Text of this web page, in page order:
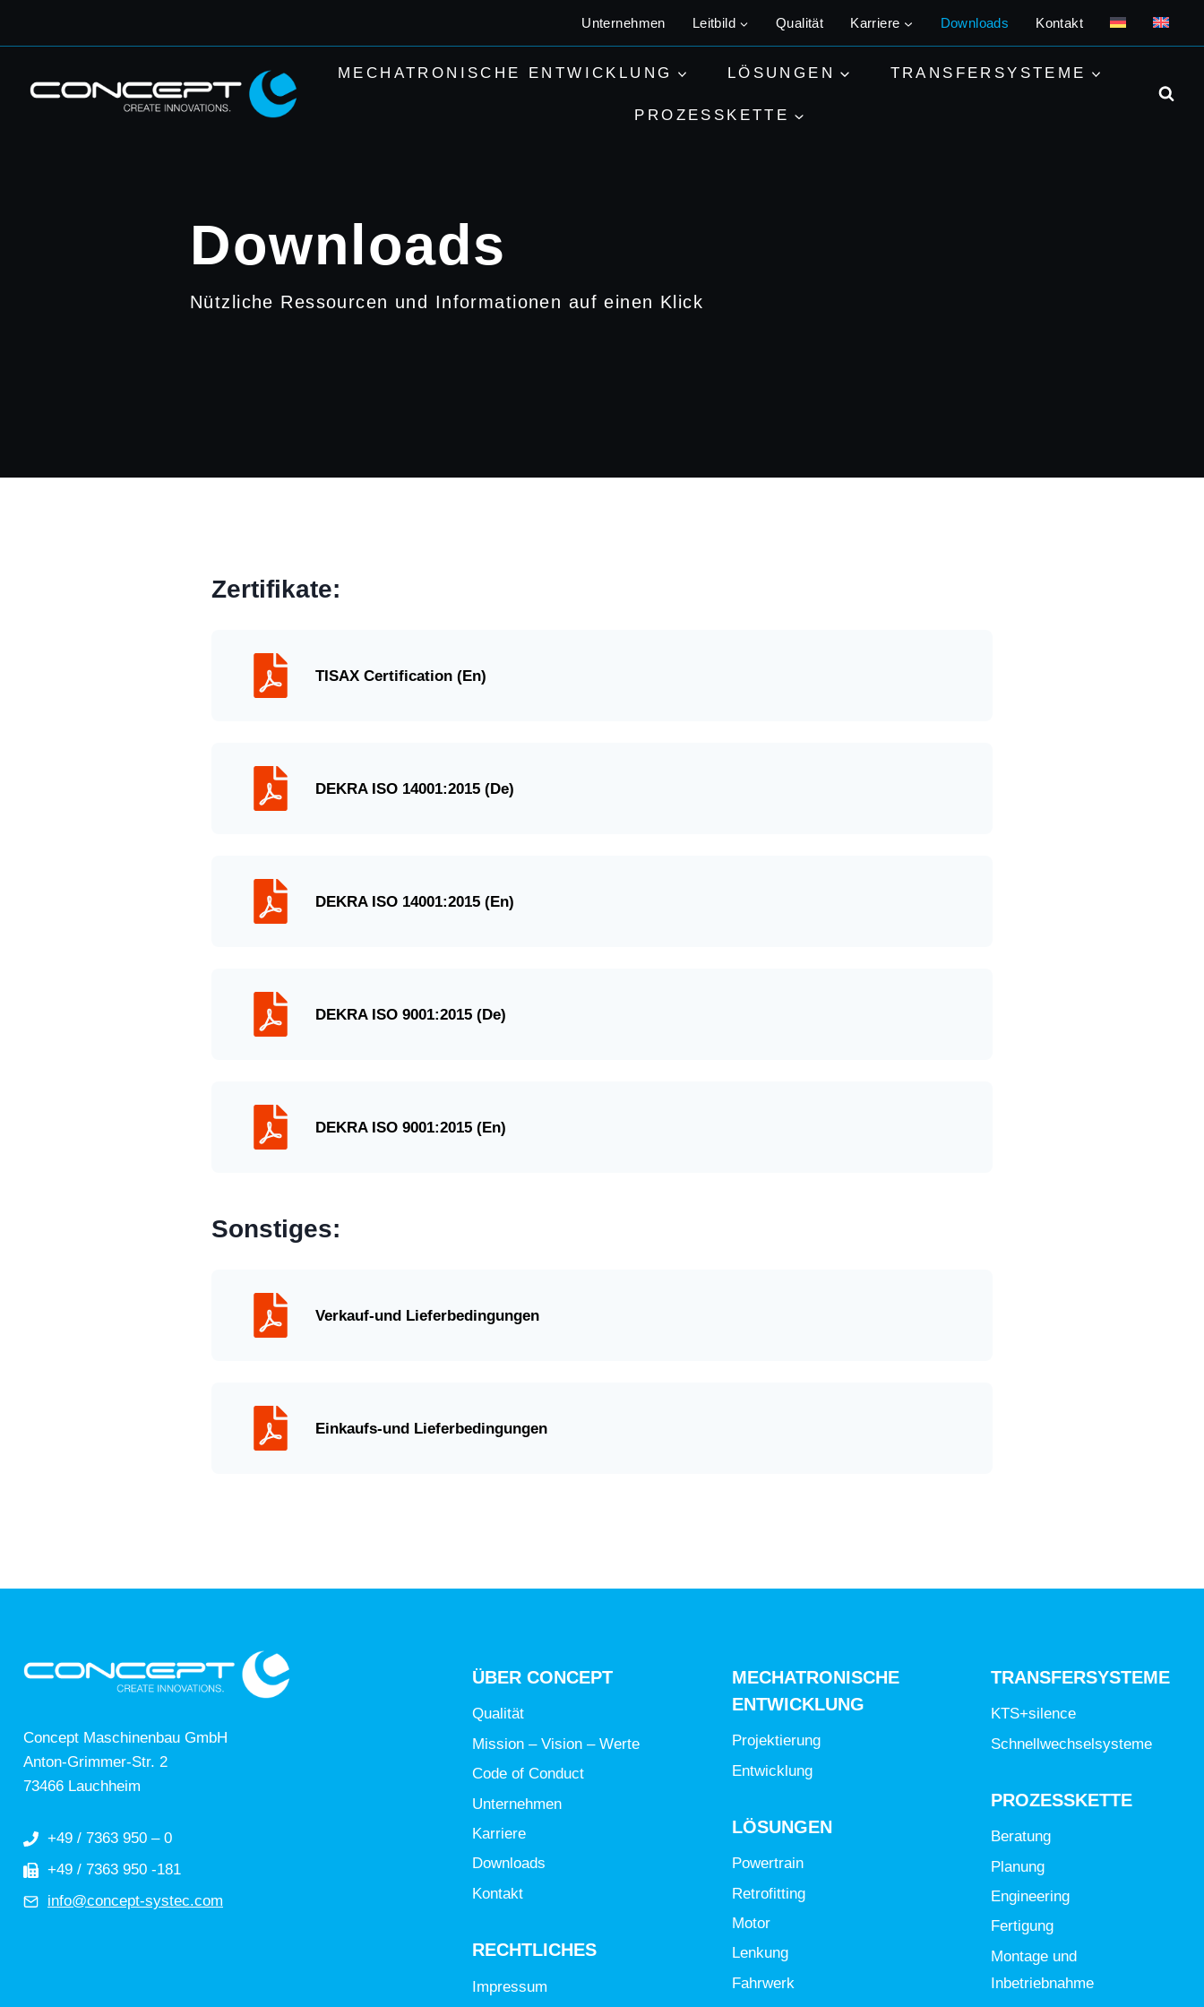
Unternehmen Leitbild Qualität Karriere Downloads Kontakt
MECHATRONISCHE ENTWICKLUNG LÖSUNGEN TRANSFERSYSTEME
PROZESSKETTE
Downloads
Nützliche Ressourcen und Informationen auf einen Klick
Zertifikate:
TISAX Certification (En)
DEKRA ISO 14001:2015 (De)
DEKRA ISO 14001:2015 (En)
DEKRA ISO 9001:2015 (De)
DEKRA ISO 9001:2015 (En)
Sonstiges:
Verkauf-und Lieferbedingungen
Einkaufs-und Lieferbedingungen
Concept Maschinenbau GmbH
Anton-Grimmer-Str. 2
73466 Lauchheim
+49 / 7363 950 – 0
+49 / 7363 950 -181
info@concept-systec.com
ÜBER CONCEPT
Qualität
Mission – Vision – Werte
Code of Conduct
Unternehmen
Karriere
Downloads
Kontakt
RECHTLICHES
Impressum
MECHATRONISCHE
ENTWICKLUNG
Projektierung
Entwicklung
LÖSUNGEN
Powertrain
Retrofitting
Motor
Lenkung
Fahrwerk
TRANSFERSYSTEME
KTS+silence
Schnellwechselsysteme
PROZESSKETTE
Beratung
Planung
Engineering
Fertigung
Montage und
Inbetriebnahme